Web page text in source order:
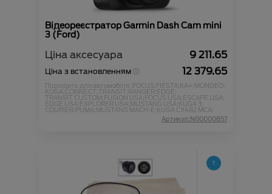
Відеореєстратор Garmin Dash Cam mini
3 (Ford)
Ціна аксесуара 9 211.65
Ціна з встановленням 12 379.65
Підходить для автомобіля :FOCUS;FIESTA;KA+;MONDEO;
KUGA;CONNECT;TRANSIT;RANGER;EDGE;
TRANSIT CUSTOM;FUSION USA;FOCUS USA;ESCAPE USA;
EDGE USA;EXPLORER USA;MUSTANG USA;KUGA 3;
COURIER;PUMA;MUSTANG MACH-E;KUGA CX482 MCA;
Артикул:N00000857